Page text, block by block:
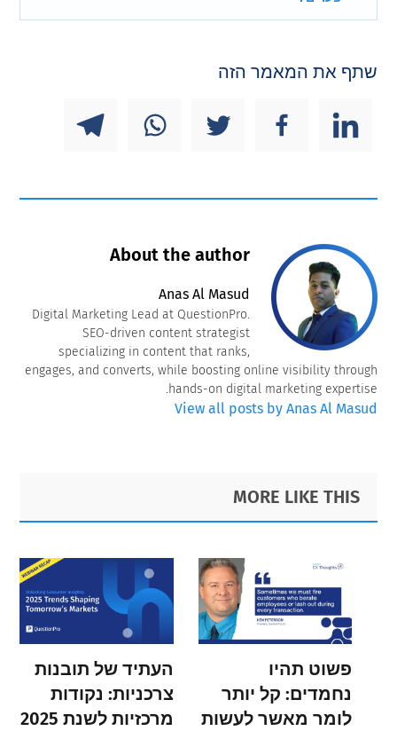
שתף את המאמר הזה
About the author
Anas Al Masud
Digital Marketing Lead at QuestionPro.
SEO-driven content strategist
specializing in content that ranks,
engages, and converts, while boosting online visibility through
hands-on digital marketing expertise.
View all posts by Anas Al Masud
Primary
Sidebar
Footer
MORE LIKE THIS
פשוט תהיו
נחמדים: קל יותר
לומר מאשר לעשות
העתיד של תובנות
צרכניות: נקודות
מרכזיות לשנת 2025